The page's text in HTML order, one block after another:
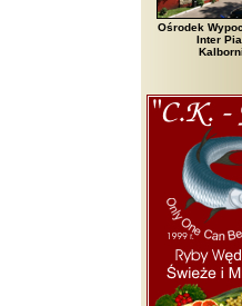
Bardo, Białobrzegi,
Ośrodek
Inter